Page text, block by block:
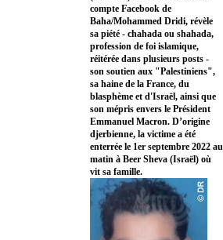
compte Facebook de
Baha/Mohammed Dridi, révèle
sa piété - chahada ou shahada,
profession de foi islamique,
réitérée dans plusieurs posts -
son soutien aux "Palestiniens",
sa haine de la France, du
blasphème et d'Israël, ainsi que
son mépris envers le Président
Emmanuel Macron. D’origine
djerbienne, la victime a été
enterrée le 1er septembre 2022 au
matin à Beer Sheva (Israël) où
vit sa famille.